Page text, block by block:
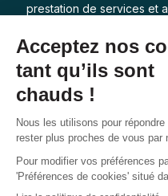
prestation de services et
le siège social est 7 rue
France. La loi applicable
Suivez-nous